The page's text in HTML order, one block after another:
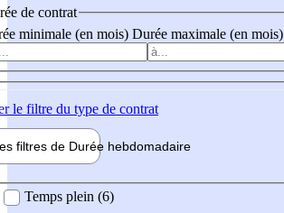
de contrat
minimale (en mois) Durée maximale (en mois)
le filtre du type de contrat
filtres de Durée hebdomadaire
Temps plein (6)